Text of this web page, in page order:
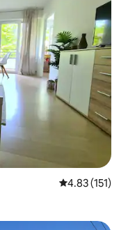
平均评分 4.83
4.83 (151)